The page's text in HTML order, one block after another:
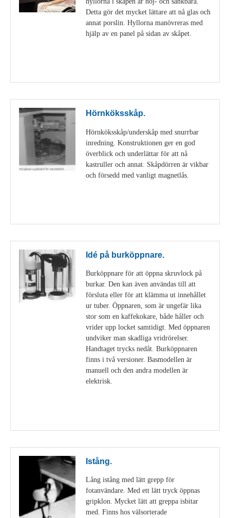
Detta gör det mycket lättare att nå glas och
annat porslin. Hyllorna manövreras med
hjälp av en panel på sidan av skåpet.
Hörnköksskåp.
Hörnköksskåp/underskåp med snurrbar
inredning. Konstruktionen ger en god
överblick och underlättar för att nå
kastruller och annat. Skåpdörren är vikbar
och försedd med vanligt magnetlås.
Idé på burköppnare.
Burköppnare för att öppna skruvlock på
burkar. Den kan även användas till att
försluta eller för att klämma ut innehållet
ur tuber. Öppnaren, som är ungefär lika
stor som en kaffekokare, både håller och
vrider upp locket samtidigt. Med öppnaren
undviker man skadliga vridrörelser.
Handtaget trycks nedåt. Burköppnaren
finns i två versioner. Basmodellen är
manuell och den andra modellen är
elektrisk.
Istång.
Lång istång med lätt grepp för
fotanvändare. Med ett lätt tryck öppnas
gripklon. Mycket lätt att greppa isbitar
med. Finns hos välsorterade